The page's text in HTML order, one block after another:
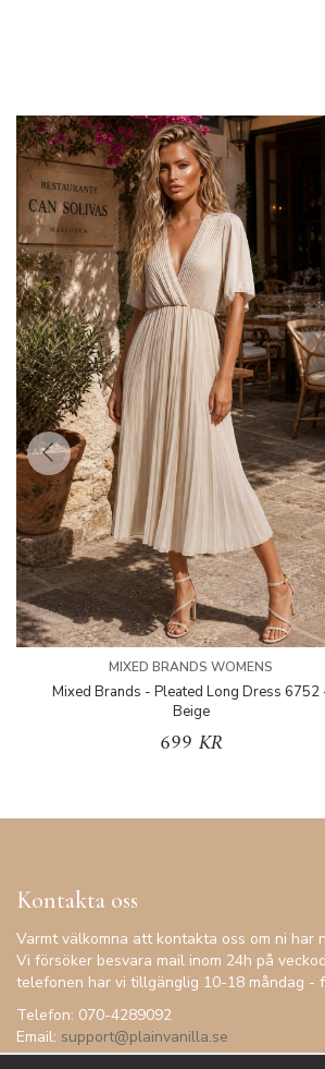
MIXED BRANDS WOMENS
Mixed Brands - Pleated Long Dress 6752
Beige
699 KR
Kontakta oss
Varmt välkomna att kontakta oss om ni har
Vi försöker besvara mail inom 24h på
telefonen har vi tillgänglig 10-18 måndag -
Telefon: 070-4289092
Email: support@plainvanilla.se